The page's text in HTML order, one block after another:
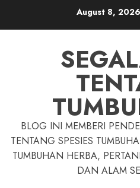
August 8, 2026
BLOG INI MEMBERI
TENTANG SPESIES
TUMBUHAN HERBA,
DAN ALAM